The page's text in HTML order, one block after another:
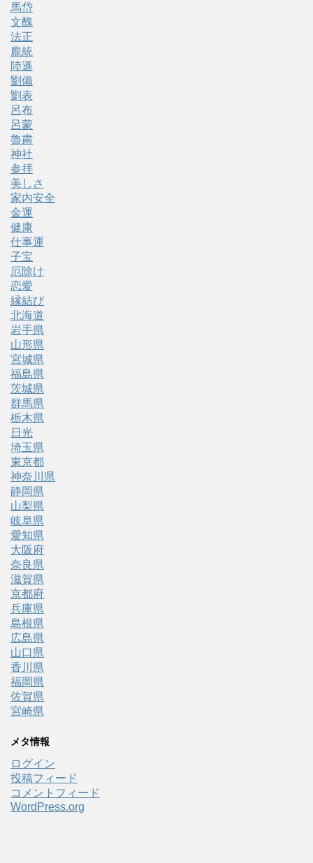
馬岱
文醜
法正
龐統
陸遜
劉備
劉表
呂布
呂蒙
魯粛
神社
参拝
美しさ
家内安全
金運
健康
仕事運
子宝
厄除け
恋愛
縁結び
北海道
岩手県
山形県
宮城県
福島県
茨城県
群馬県
栃木県
日光
埼玉県
東京都
神奈川県
静岡県
山梨県
岐阜県
愛知県
大阪府
奈良県
滋賀県
京都府
兵庫県
島根県
広島県
山口県
香川県
福岡県
佐賀県
宮崎県
メタ情報
ログイン
投稿フィード
コメントフィード
WordPress.org